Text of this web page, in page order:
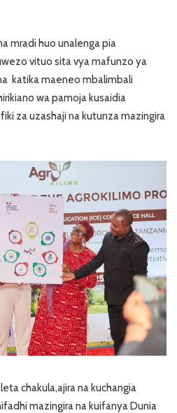
mradi huo unalenga pia
vituo sita vya mafunzo ya
katika maeneo mbalimbali
wa pamoja kusaidia
za uzashaji na kutunza mazingira
chakula,ajira na kuchangia
mazingira na kuifanya Dunia